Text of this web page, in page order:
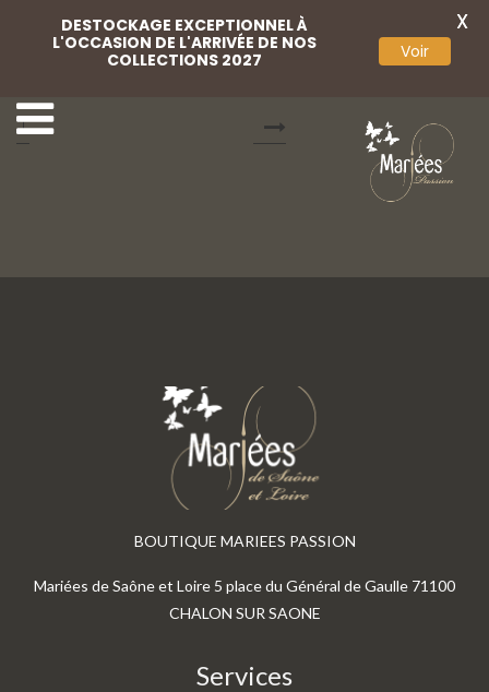
1
BOUTIQUE MARIEES PASSION
Mariées de Saône et Loire 5 place du Général de Gaulle 71100
CHALON SUR SAONE
Services
DESTOCKAGE EXCEPTIONNEL À
L'OCCASION DE L'ARRIVÉE DE NOS
COLLECTIONS 2027
Voir
X